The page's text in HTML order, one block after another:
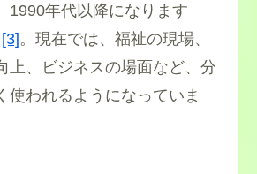
1990年代以降になります
[3]。現在では、福祉の現場、
上、ビジネスの場面など、分
使われるようになっていま